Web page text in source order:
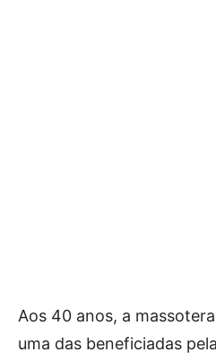
Aos 40 anos, a
uma das beneficiadas